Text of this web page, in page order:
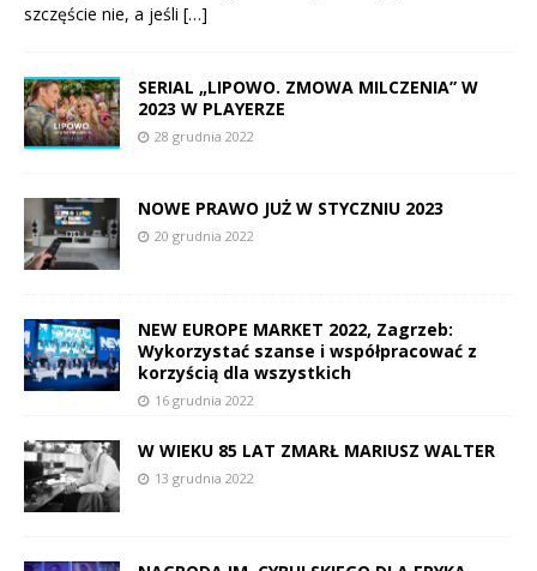
szczęście nie, a jeśli […]
SERIAL „LIPOWO. ZMOWA MILCZENIA” W
2023 W PLAYERZE
28 grudnia 2022
NOWE PRAWO JUŻ W STYCZNIU 2023
20 grudnia 2022
NEW EUROPE MARKET 2022, Zagrzeb:
Wykorzystać szanse i współpracować z
korzyścią dla wszystkich
16 grudnia 2022
W WIEKU 85 LAT ZMARŁ MARIUSZ WALTER
13 grudnia 2022